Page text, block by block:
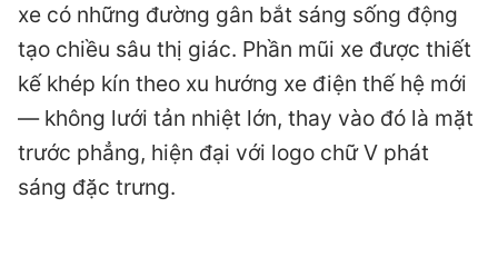
xe có những đường gân bắt sáng sống động
tạo chiều sâu thị giác. Phần mũi xe được thiết
kế khép kín theo xu hướng xe điện thế hệ mới
— không lưới tản nhiệt lớn, thay vào đó là mặt
trước phẳng, hiện đại với logo chữ V phát
sáng đặc trưng.